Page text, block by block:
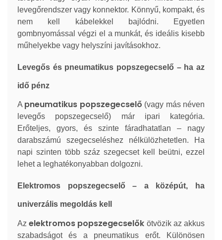
levegőrendszer vagy konnektor. Könnyű, kompakt, és
nem kell kábelekkel bajlódni. Egyetlen
gombnyomással végzi el a munkát, és ideális kisebb
műhelyekbe vagy helyszíni javításokhoz.
Levegős és pneumatikus popszegecselő – ha az
idő pénz
A pneumatikus popszegecselő (vagy más néven
levegős popszegecselő) már ipari kategória.
Erőteljes, gyors, és szinte fáradhatatlan – nagy
darabszámú szegecseléshez nélkülözhetetlen. Ha
napi szinten több száz szegecset kell beütni, ezzel
lehet a leghatékonyabban dolgozni.
Elektromos popszegecselő – a középút, ha
univerzális megoldás kell
Azelektromos popszegecselők ötvözik az akkus
szabadságot és a pneumatikus erőt. Különösen